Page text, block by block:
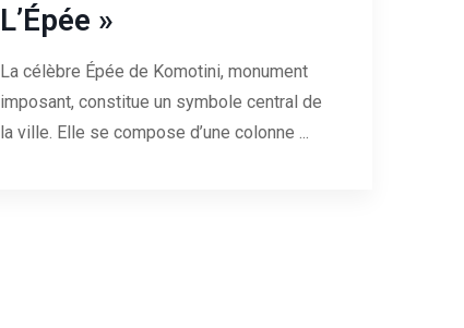
L’Épée »
La célèbre Épée de Komotini, monument
imposant, constitue un symbole central de
la ville. Elle se compose d’une colonne ...